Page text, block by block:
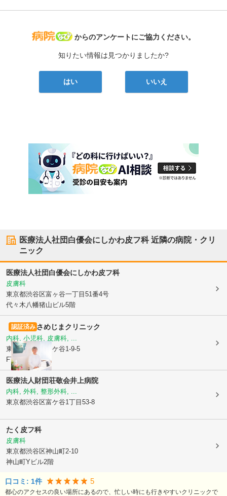
病院なび
からのアンケートにご協力ください。
知りたい情報は見つかりましたか?
はい いいえ
医療法人社団白優会にしかわ皮フ科近隣の病院・クリ
ニック
医療法人社団白優会にしかわ皮フ科
皮膚科
東京都渋谷区富ヶ谷一丁目51番4号
代々木八幡猪山ビル5階
認証済みさめじまクリニック
内科, 小児科, 皮膚科, ...
東京都渋谷区
富ケ谷1-9-5
FTビル6階
医療法人財団荘敬会井上病院
内科, 外科, 整形外科, ...
東京都渋谷区富ケ谷1丁目53-8
たく皮フ科
皮膚科
東京都渋谷区神山町2-10
神山町Yビル2階
口コミ: 1件 5
都心のアクセスの良い場所にあるので、忙しい時にも行きやすいクリニックで